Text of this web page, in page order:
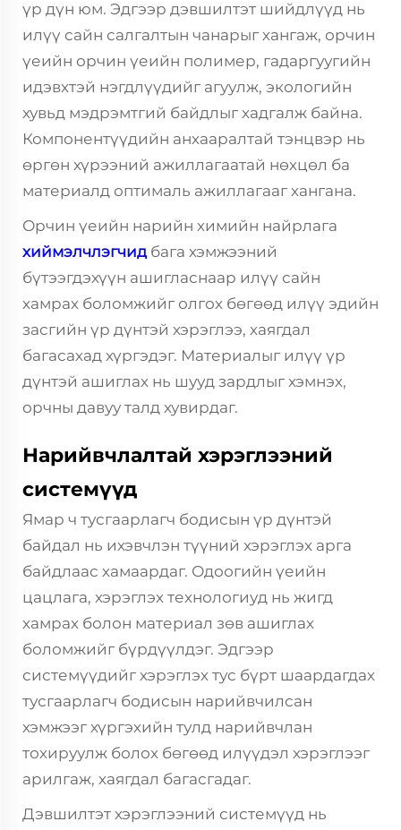
үр дүн юм. Эдгээр дэвшилтэт шийдлүүд нь
илүү сайн салгалтын чанарыг хангаж, орчин
үеийн орчин үеийн полимер, гадаргуугийн
идэвхтэй нэгдлүүдийг агуулж, экологийн
хувьд мэдрэмтгий байдлыг хадгалж байна.
Компонентүүдийн анхааралтай тэнцвэр нь
өргөн хүрээний ажиллагаатай нөхцөл ба
материалд оптималь ажиллагааг хангана.
Орчин үеийн нарийн химийн найрлага
хиймэлчлэгчид бага хэмжээний
бүтээгдэхүүн ашигласнаар илүү сайн
хамрах боломжийг олгох бөгөөд илүү эдийн
засгийн үр дүнтэй хэрэглээ, хаягдал
багасахад хүргэдэг. Материалыг илүү үр
дүнтэй ашиглах нь шууд зардлыг хэмнэх,
орчны давуу талд хувирдаг.
Нарийвчлалтай хэрэглээний
системүүд
Ямар ч тусгаарлагч бодисын үр дүнтэй
байдал нь ихэвчлэн түүний хэрэглэх арга
байдлаас хамаардаг. Одоогийн үеийн
цацлага, хэрэглэх технологиуд нь жигд
хамрах болон материал зөв ашиглах
боломжийг бүрдүүлдэг. Эдгээр
системүүдийг хэрэглэх тус бүрт шаардагдах
тусгаарлагч бодисын нарийвчилсан
хэмжээг хүргэхийн тулд нарийвчлан
тохируулж болох бөгөөд илүүдэл хэрэглээг
арилгаж, хаягдал багасгадаг.
Дэвшилтэт хэрэглээний системүүд нь